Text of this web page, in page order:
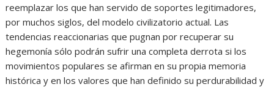
reemplazar los que han servido de soportes legitimadores,
por muchos siglos, del modelo civilizatorio actual. Las
tendencias reaccionarias que pugnan por recuperar su
hegemonía sólo podrán sufrir una completa derrota si los
movimientos populares se afirman en su propia memoria
histórica y en los valores que han definido su perdurabilidad y